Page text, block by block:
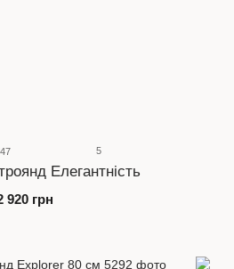
5
Елегантність
920 грн